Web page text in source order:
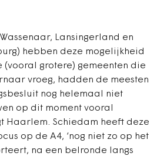
Lansingerland en
hebben deze mogelijkheid
(vooral grotere) gemeenten die
vroeg, hadden de meesten
nog helemaal niet
op dit moment vooral
Haarlem. Schiedam heeft deze
op de A4, ‘nog niet zo op het
na een belronde langs